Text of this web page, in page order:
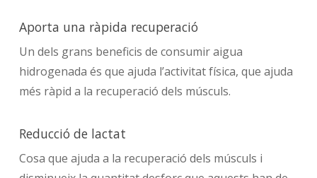
Aporta una ràpida recuperació
Un dels grans beneficis de consumir aigua
hidrogenada és que ajuda l’activitat física, que ajuda
més ràpid a la recuperació dels músculs.
Reducció de lactat
Cosa que ajuda a la recuperació dels músculs i